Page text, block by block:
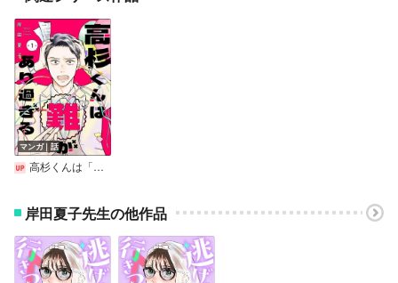
マンガ｜話
高杉くんは「難」があり過ぎる（分冊版）
岸田夏子先生の他作品